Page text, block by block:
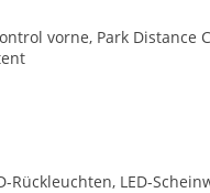
vorne, Park
Rückleuchten, LED-